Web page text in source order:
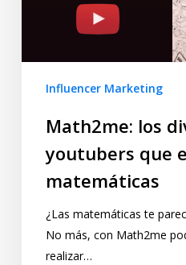
Influencer Marketing
Math2me: los
youtubers que
matemáticas
¿Las matemáticas te
No más, con Math2me
realizar…